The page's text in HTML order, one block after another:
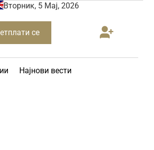
Вторник, 5 Мај, 2026
се
Најнови вести